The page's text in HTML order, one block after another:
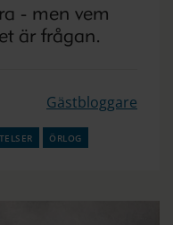
- men vem
är frågan.
Gästbloggare
örlog